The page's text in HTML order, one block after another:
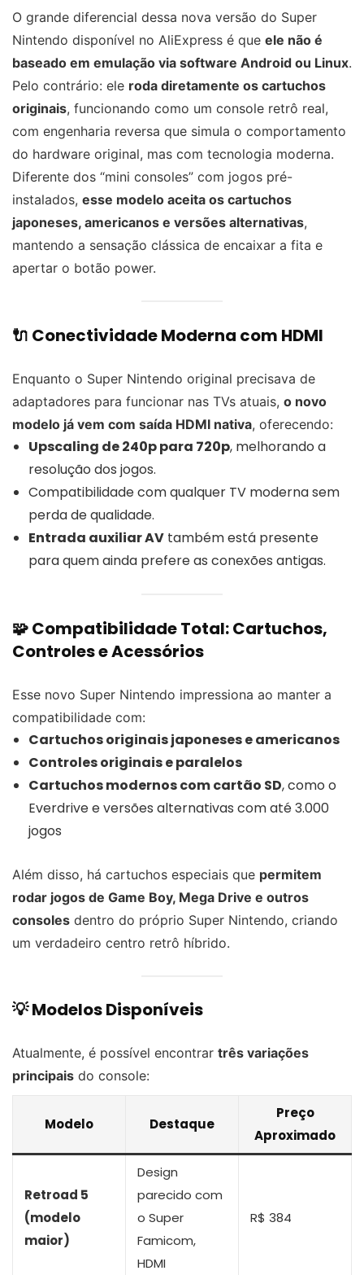
O grande diferencial dessa nova versão do Super
Nintendo disponível no AliExpress é que ele não é
baseado em emulação via software Android ou Linux.
Pelo contrário: ele roda diretamente os cartuchos
originais, funcionando como um console retrô real,
com engenharia reversa que simula o comportamento
do hardware original, mas com tecnologia moderna.
Diferente dos “mini consoles” com jogos pré-
instalados, esse modelo aceita os cartuchos
japoneses, americanos e versões alternativas,
mantendo a sensação clássica de encaixar a fita e
apertar o botão power.
🔌 Conectividade Moderna com HDMI
Enquanto o Super Nintendo original precisava de
adaptadores para funcionar nas TVs atuais, o novo
modelo já vem com saída HDMI nativa, oferecendo:
Upscaling de 240p para 720p, melhorando a
resolução dos jogos.
Compatibilidade com qualquer TV moderna sem
perda de qualidade.
Entrada auxiliar AV também está presente
para quem ainda prefere as conexões antigas.
🧩 Compatibilidade Total: Cartuchos,
Controles e Acessórios
Esse novo Super Nintendo impressiona ao manter a
compatibilidade com:
Cartuchos originais japoneses e americanos
Controles originais e paralelos
Cartuchos modernos com cartão SD, como o
Everdrive e versões alternativas com até 3.000
jogos
Além disso, há cartuchos especiais que permitem
rodar jogos de Game Boy, Mega Drive e outros
consoles dentro do próprio Super Nintendo, criando
um verdadeiro centro retrô híbrido.
💡 Modelos Disponíveis
Atualmente, é possível encontrar três variações
principais do console:
Modelo Destaque
Preço
Aproximado
Retroad 5
(modelo
maior)
Design
parecido com
o Super
Famicom,
HDMI
R$ 384